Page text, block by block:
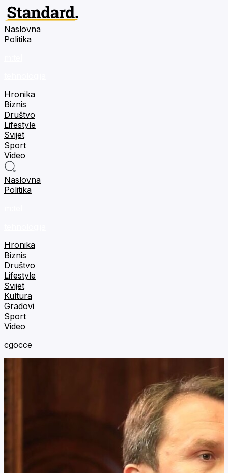
Naslovna
Politika
Hronika
Biznis
Društvo
Lifestyle
Svijet
Sport
Video
Naslovna
Politika
Hronika
Biznis
Društvo
Lifestyle
Svijet
Kultura
Gradovi
Sport
Video
cgocce